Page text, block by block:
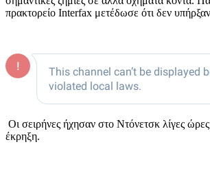
πρακτορείο Interfax μετέδωσε ότι δεν
Οι σειρήνες ήχησαν στο Ντόνετσκ λίγες
έκρηξη.